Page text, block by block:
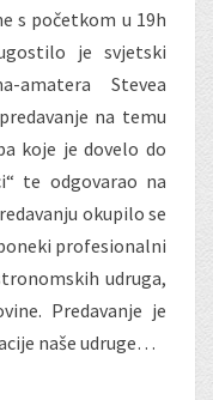
s početkom u 19h
je svjetski
amatera Stevea
na temu
koje je dovelo do
te odgovarao na
okupilo se
profesionalni
udruga,
Predavanje je
naše udruge…